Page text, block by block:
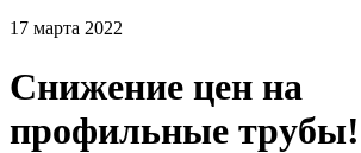
17 марта 2022
Снижение цен на
профильные трубы!